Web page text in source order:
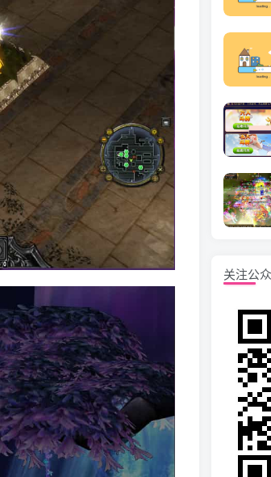
关注公